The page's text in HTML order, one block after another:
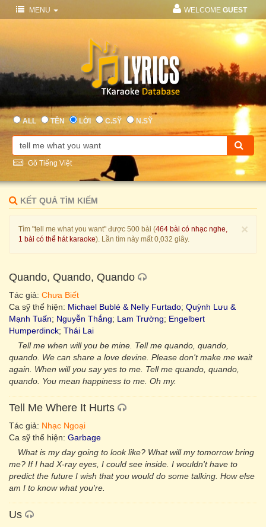
MENU WELCOME GUEST
ALL TÊN LỜI C.SỸ N.SỸ
Gõ Tiếng Việt
KẾT QUẢ TÌM KIẾM
×
Tìm "tell me what you want" được 500 bài (464 bài có nhạc nghe,
1 bài có thể hát karaoke). Lần tìm này mất 0,032 giây.
Quando, Quando, Quando
Tác giả: Chưa Biết
Ca sỹ thể hiện: Michael Bublé & Nelly Furtado; Quỳnh Lưu &
Mạnh Tuấn; Nguyễn Thắng; Lam Trường; Engelbert
Humperdinck; Thái Lai
Tell me when will you be mine. Tell me quando, quando,
quando. We can share a love devine. Please don't make me wait
again. When will you say yes to me. Tell me quando, quando,
quando. You mean happiness to me. Oh my.
Tell Me Where It Hurts
Tác giả: Nhạc Ngoại
Ca sỹ thể hiện: Garbage
What is my day going to look like? What will my tomorrow bring
me? If I had X-ray eyes, I could see inside. I wouldn't have to
predict the future I wish that you would do some talking. How else
am I to know what you're.
Us